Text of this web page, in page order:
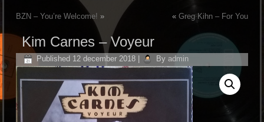
BZN ‎– You’re Welcome! » « Greg Kihn ‎– For You
Kim Carnes ‎– Voyeur
Published 12 december 2018 By admin